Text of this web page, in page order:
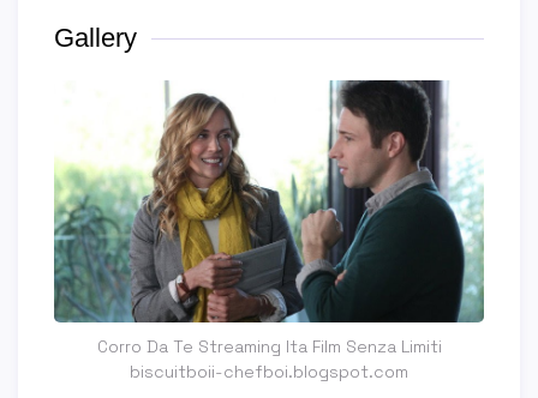
Gallery
Corro Da Te Streaming Ita Film Senza Limiti
biscuitboii-chefboi.blogspot.com